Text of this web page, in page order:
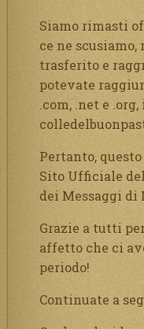
Siamo rimasti
ce ne
trasferito e
potevate
.com, .net e
Pertanto,
Sito Ufficiale
dei Messaggi di
Grazie a tutti
affetto che ci
periodo!
Continuate a